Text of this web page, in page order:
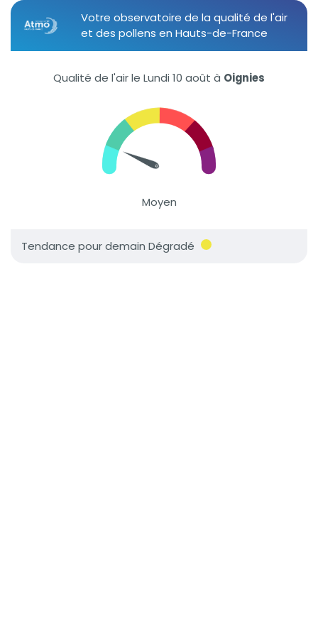
Votre observatoire de la qualité de l'air
et des pollens en Hauts-de-France
Qualité de l'air le Lundi 10 août à Oignies
Moyen
Tendance pour demain Dégradé